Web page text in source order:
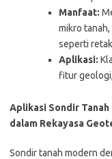
Manfaat:
mikro
seperti
Aplikasi:
fitur
Aplikasi Sondir
dalam Rekayasa
Sondir tanah modern